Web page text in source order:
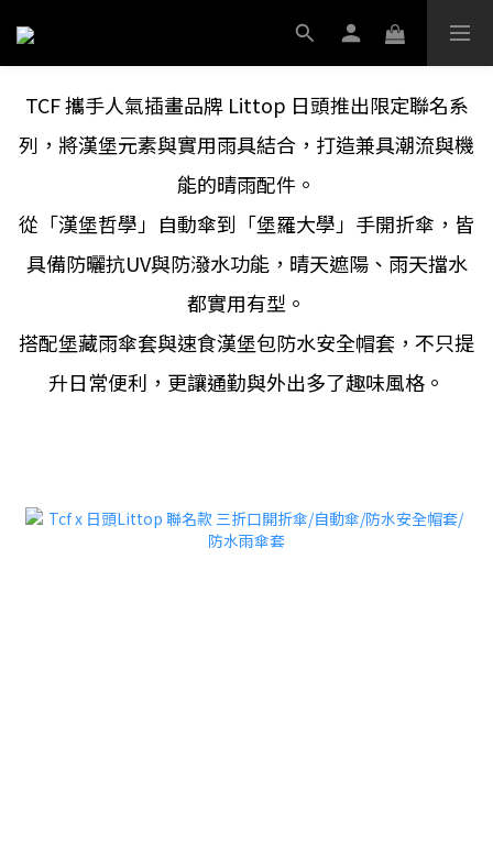
TCF 攜手人氣插畫品牌 Littop 日頭推出限定聯名系
列，將漢堡元素與實用雨具結合，打造兼具潮流與機
能的晴雨配件。
從「漢堡哲學」自動傘到「堡羅大學」手開折傘，皆
具備防曬抗UV與防潑水功能，晴天遮陽、雨天擋水
都實用有型。
搭配堡藏雨傘套與速食漢堡包防水安全帽套，不只提
升日常便利，更讓通勤與外出多了趣味風格。